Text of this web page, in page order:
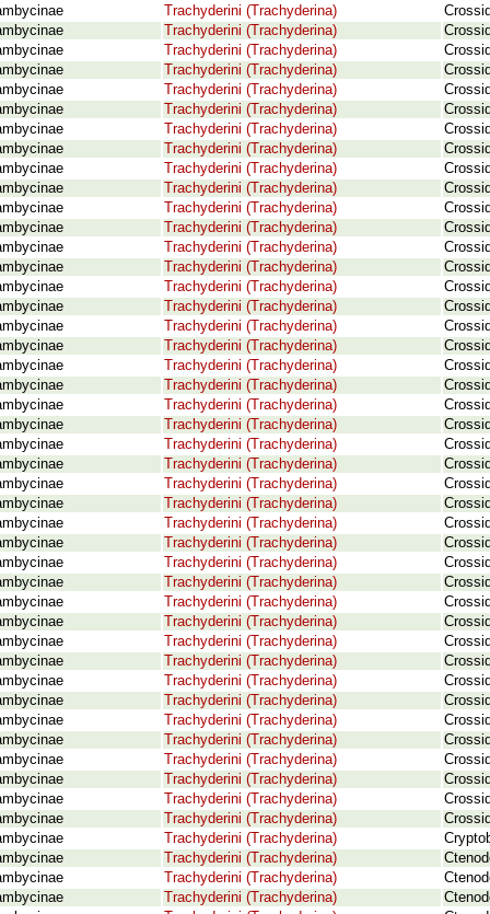
Trachyderini (Trachyderina)
Trachyderini (Trachyderina)
Trachyderini (Trachyderina)
Trachyderini (Trachyderina)
Trachyderini (Trachyderina)
Trachyderini (Trachyderina)
Trachyderini (Trachyderina)
Trachyderini (Trachyderina)
Trachyderini (Trachyderina)
Trachyderini (Trachyderina)
Trachyderini (Trachyderina)
Trachyderini (Trachyderina)
Trachyderini (Trachyderina)
Trachyderini (Trachyderina)
Trachyderini (Trachyderina)
Trachyderini (Trachyderina)
Trachyderini (Trachyderina)
Trachyderini (Trachyderina)
Trachyderini (Trachyderina)
Trachyderini (Trachyderina)
Trachyderini (Trachyderina)
Trachyderini (Trachyderina)
Trachyderini (Trachyderina)
Trachyderini (Trachyderina)
Trachyderini (Trachyderina)
Trachyderini (Trachyderina)
Trachyderini (Trachyderina)
Trachyderini (Trachyderina)
Trachyderini (Trachyderina)
Trachyderini (Trachyderina)
Trachyderini (Trachyderina)
Trachyderini (Trachyderina)
Trachyderini (Trachyderina)
Trachyderini (Trachyderina)
Trachyderini (Trachyderina)
Trachyderini (Trachyderina)
Trachyderini (Trachyderina)
Trachyderini (Trachyderina)
Trachyderini (Trachyderina)
Trachyderini (Trachyderina)
Trachyderini (Trachyderina)
Trachyderini (Trachyderina)
Trachyderini (Trachyderina)
Trachyderini (Trachyderina)
Trachyderini (Trachyderina)
Trachyderini (Trachyderina)